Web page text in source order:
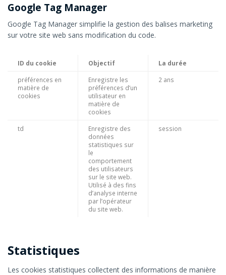
Google Tag Manager
Google Tag Manager simplifie la gestion des balises marketing
sur votre site web sans modification du code.
ID du cookie Objectif La durée
préférences en
matière de
cookies
Enregistre les
préférences d’un
utilisateur en
matière de
cookies
2 ans
td
Enregistre des
données
statistiques sur
le
comportement
des utilisateurs
sur le site web.
Utilisé à des fins
d’analyse interne
par l’opérateur
du site web.
session
Statistiques
Les cookies statistiques collectent des informations de manière